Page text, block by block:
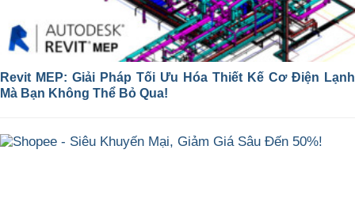
Revit MEP: Giải Pháp Tối Ưu Hóa Thiết Kế Cơ Điện Lạnh
Mà Bạn Không Thể Bỏ Qua!